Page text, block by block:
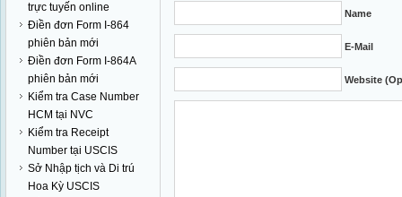
trực tuyến online
Điền đơn Form I-864
phiên bản mới
Điền đơn Form I-864A
phiên bản mới
Kiểm tra Case Number
HCM tại NVC
Kiểm tra Receipt
Number tại USCIS
Sở Nhập tịch và Di trú
Hoa Kỳ USCIS
Name
E-Mail
Website